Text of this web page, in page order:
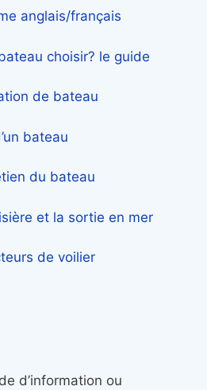
anglais/français
choisir? le guide
de bateau
bateau
du bateau
et la sortie en mer
de voilier
d’information ou